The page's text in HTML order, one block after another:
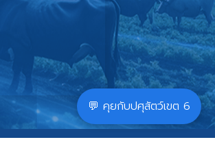
💬 คุยกับปศุสัตว์เขต 6